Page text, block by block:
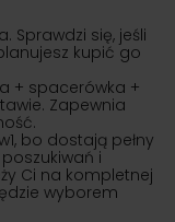
Sprawdzi się, jeśli
kupić go
+ spacerówka +
Zapewnia
bo dostają pełny
i
Ci na kompletnej
wyborem